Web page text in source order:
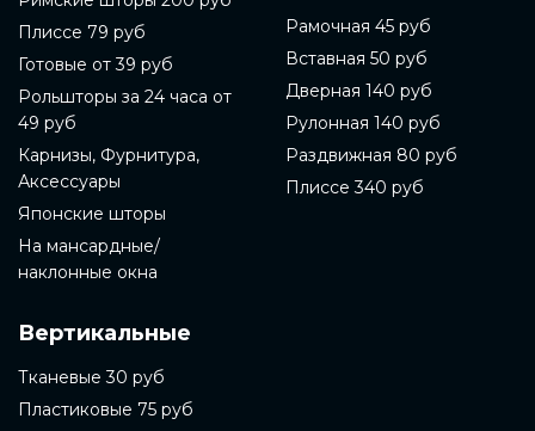
Плиссе 79 руб
Готовые от 39 руб
Рольшторы за 24 часа от
49 руб
Карнизы, Фурнитура,
Аксессуары
Японские шторы
На мансардные/
наклонные окна
Вертикальные
Тканевые 30 руб
Пластиковые 75 руб
Рамочная 45 руб
Вставная 50 руб
Дверная 140 руб
Рулонная 140 руб
Раздвижная 80 руб
Плиссе 340 руб